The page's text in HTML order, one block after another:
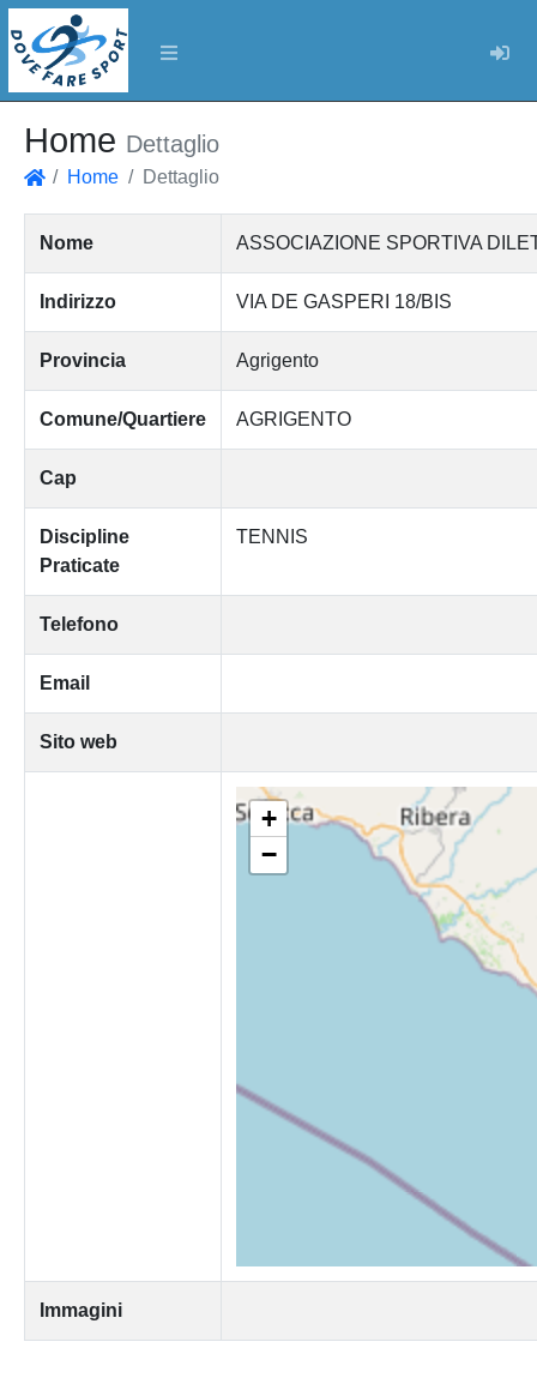
Home Dettaglio
Home Dettaglio
Nome ASSOCIAZIONE SPORTIVA
Indirizzo VIA DE GASPERI 18/BIS
Provincia Agrigento
Comune/Quartiere AGRIGENTO
Cap
Discipline
Praticate
TENNIS
Telefono
Email
Sito web
+
−
Immagini